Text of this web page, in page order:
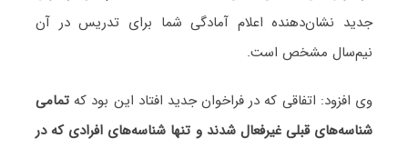
جدید نشان‌دهنده اعلام آمادگی شما برای تدریس در آن
نیم‌سال مشخص است.
وی افزود: اتفاقی که در فراخوان جدید افتاد این بود کهتمامی
شناسه‌های قبلی غیرفعال شدند و تنها شناسه‌های افرادی که در